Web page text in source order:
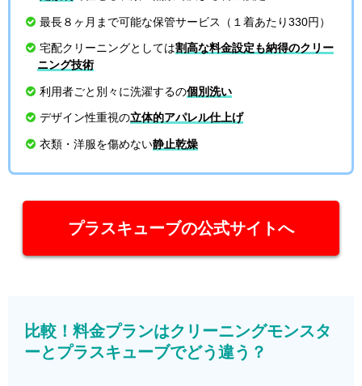
最長８ヶ月まで可能な保管サービス（１着あたり330円）
宅配クリーニングとしては割高な料金設定も納得のクリー
ニング技術
利用者ごと別々に洗濯するの個別洗い
デザイン性重視の立体的アパレル仕上げ
衣類・洋服を傷めない静止乾燥
プラスキューブの公式サイトへ
比較！料金プランはクリーニングモンスタ
ーとプラスキューブでどう違う？